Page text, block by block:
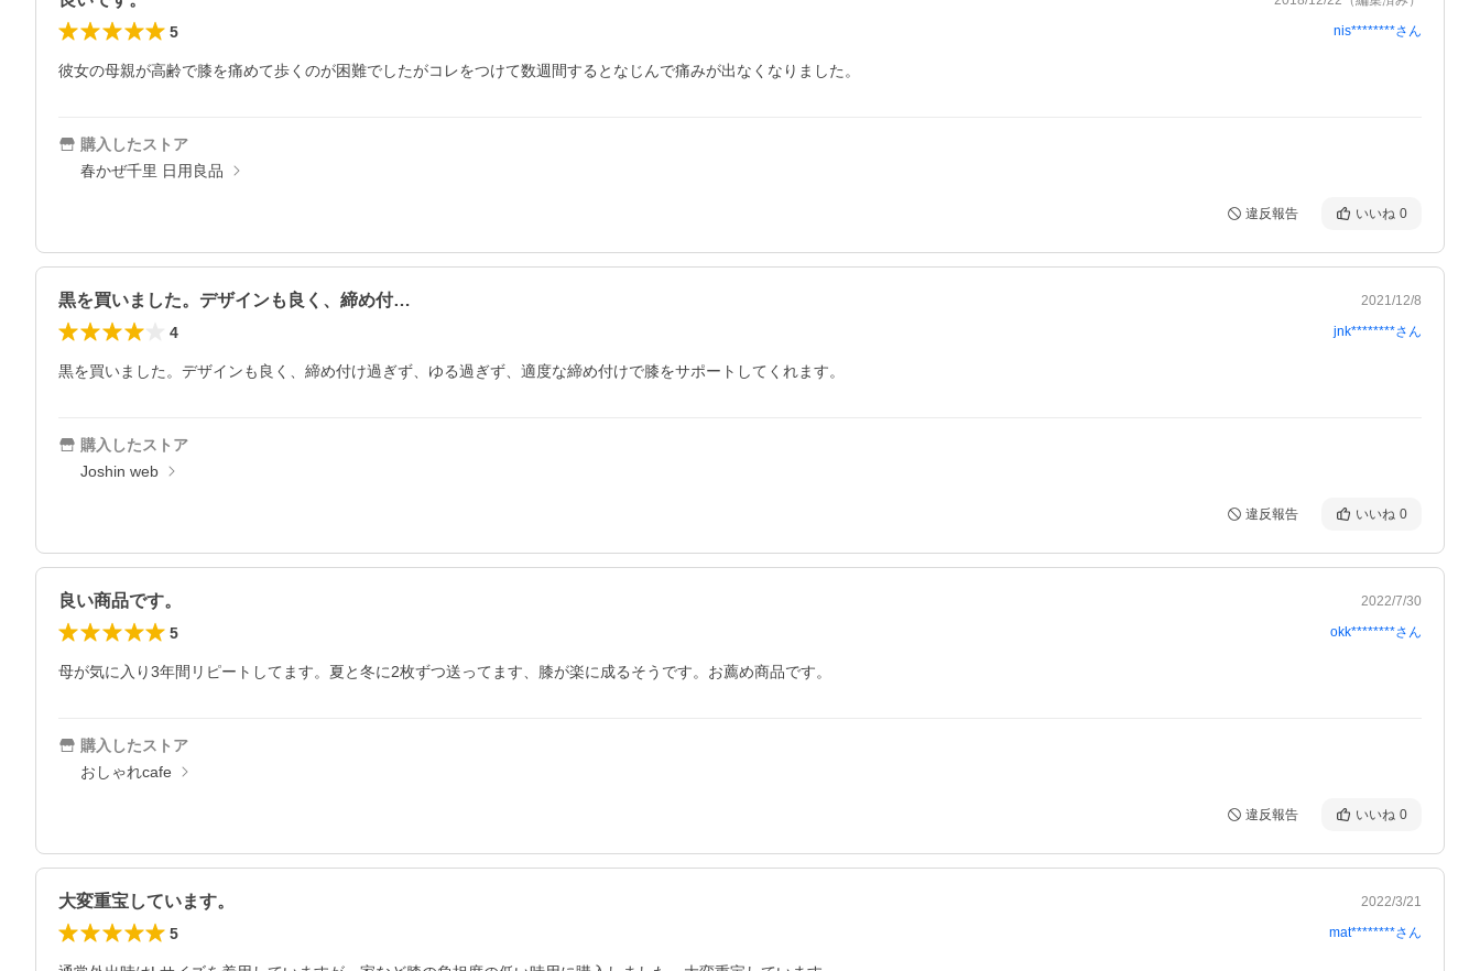
5 nis********さん
彼女の母親が高齢で膝を痛めて歩くのが困難でしたがコレをつけて数週間するとなじんで痛みが出なくなりました。
購入したストア
春かぜ千里 日用良品
違反報告 いいね 0
黒を買いました。デザインも良く、締め付… 2021/12/8
4 jnk********さん
黒を買いました。デザインも良く、締め付け過ぎず、ゆる過ぎず、適度な締め付けで膝をサポートしてくれます。
購入したストア
Joshin web
違反報告 いいね 0
良い商品です。 2022/7/30
5 okk********さん
母が気に入り3年間リピートしてます。夏と冬に2枚ずつ送ってます、膝が楽に成るそうです。お薦め商品です。
購入したストア
おしゃれcafe
違反報告 いいね 0
大変重宝しています。 2022/3/21
5 mat********さん